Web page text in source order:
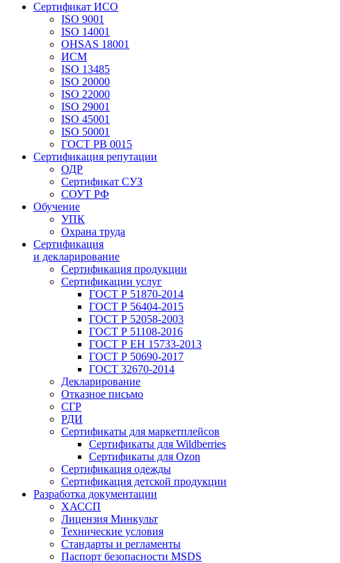
Сертификат ИСО
ISO 9001
ISO 14001
OHSAS 18001
ИСМ
ISO 13485
ISO 20000
ISO 22000
ISO 29001
ISO 45001
ISO 50001
ГОСТ РВ 0015
Сертификация репутации
ОДР
Сертификат СУЗ
СОУТ РФ
Обучение
УПК
Охрана труда
Сертификация
и декларирование
Сертификация продукции
Сертификации услуг
ГОСТ Р 51870-2014
ГОСТ Р 56404-2015
ГОСТ Р 52058-2003
ГОСТ Р 51108-2016
ГОСТ Р ЕН 15733-2013
ГОСТ Р 50690-2017
ГОСТ 32670-2014
Декларирование
Отказное письмо
СГР
РДИ
Сертификаты для маркетплейсов
Сертификаты для Wildberries
Сертификаты для Ozon
Сертификация одежды
Сертификация детской продукции
Разработка документации
ХАССП
Лицензия Минкульт
Технические условия
Стандарты и регламенты
Паспорт безопасности MSDS